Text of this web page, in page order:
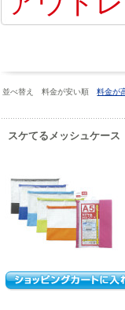
並べ替え 料金が安い順料金が
スケてるメッシュケー